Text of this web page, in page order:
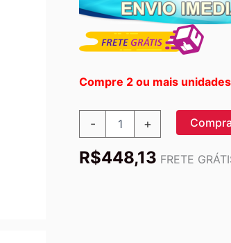
Compre 2 ou mais
-
e
+
R$448,13 FRETE